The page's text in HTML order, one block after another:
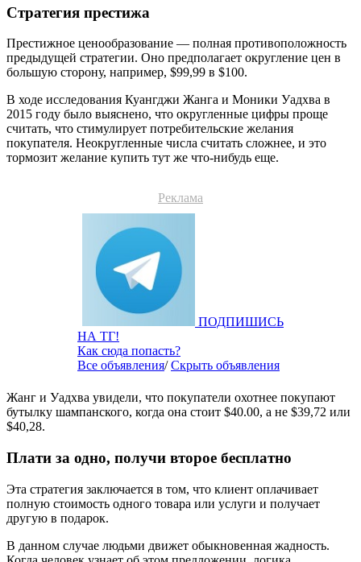
Стратегия престижа
Престижное ценообразование — полная противоположность
предыдущей стратегии. Оно предполагает округление цен в
большую сторону, например, $99,99 в $100.
В ходе исследования Куангджи Жанга и Моники Уадхва в
2015 году было выяснено, что округленные цифры проще
считать, что стимулирует потребительские желания
покупателя. Неокругленные числа считать сложнее, и это
тормозит желание купить тут же что-нибудь еще.
Реклама
ПОДПИШИСЬ
НА ТГ!
Как сюда попасть?
Все объявления/Скрыть объявления
Жанг и Уадхва увидели, что покупатели охотнее покупают
бутылку шампанского, когда она стоит $40.00, а не $39,72 или
$40,28.
Плати за одно, получи второе бесплатно
Эта стратегия заключается в том, что клиент оплачивает
полную стоимость одного товара или услуги и получает
другую в подарок.
В данном случае людьми движет обыкновенная жадность.